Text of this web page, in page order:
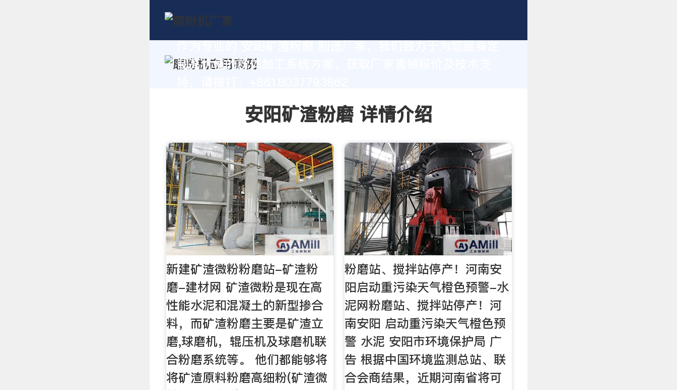
制高价值的粉体加工系统方案。获取厂家直销报价及技术支
安阳矿渣粉磨 详情介绍
新建矿渣微粉粉磨站-矿渣粉
磨-建材网 矿渣微粉是现在高
性能水泥和混凝土的新型掺合
料，而矿渣粉磨主要是矿渣立
磨,球磨机，辊压机及球磨机联
合粉磨系统等。 他们都能够将
将矿渣原料粉磨高细粉(矿渣微
粉磨站、搅拌站停产！河南安
阳启动重污染天气橙色预警-水
泥网粉磨站、搅拌站停产！河
南安阳 启动重污染天气橙色预
警 水泥 安阳市环境保护局 广
告 根据中国环境监测总站、联
合会商结果，近期河南省将可